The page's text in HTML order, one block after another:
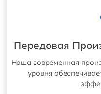
Передовая
Наша современная
уровня